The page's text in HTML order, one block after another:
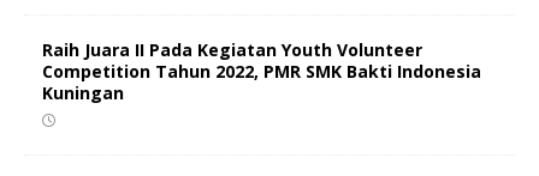
Raih Juara II Pada Kegiatan Youth Volunteer
Competition Tahun 2022, PMR SMK Bakti Indonesia
Kuningan